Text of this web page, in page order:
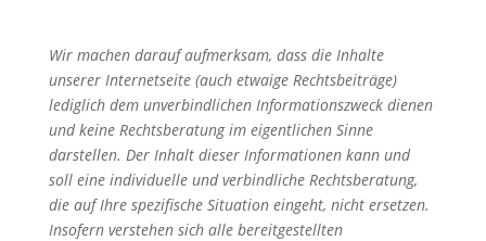
Wir machen darauf aufmerksam, dass die Inhalte
unserer Internetseite (auch etwaige Rechtsbeiträge)
lediglich dem unverbindlichen Informationszweck dienen
und keine Rechtsberatung im eigentlichen Sinne
darstellen. Der Inhalt dieser Informationen kann und
soll eine individuelle und verbindliche Rechtsberatung,
die auf Ihre spezifische Situation eingeht, nicht ersetzen.
Insofern verstehen sich alle bereitgestellten